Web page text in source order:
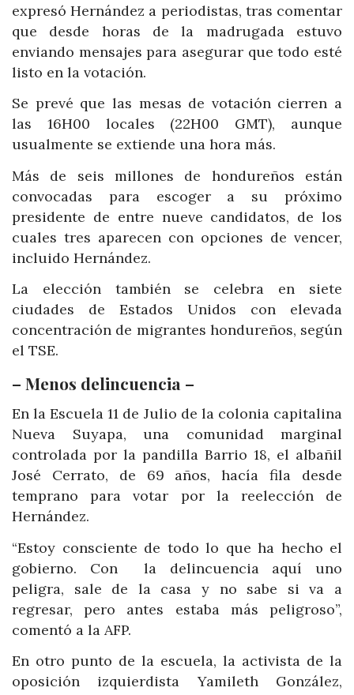
expresó Hernández a periodistas, tras comentar
que desde horas de la madrugada estuvo
enviando mensajes para asegurar que todo esté
listo en la votación.
Se prevé que las mesas de votación cierren a
las 16H00 locales (22H00 GMT), aunque
usualmente se extiende una hora más.
Más de seis millones de hondureños están
convocadas para escoger a su próximo
presidente de entre nueve candidatos, de los
cuales tres aparecen con opciones de vencer,
incluido Hernández.
La elección también se celebra en siete
ciudades de Estados Unidos con elevada
concentración de migrantes hondureños, según
el TSE.
– Menos delincuencia –
En la Escuela 11 de Julio de la colonia capitalina
Nueva Suyapa, una comunidad marginal
controlada por la pandilla Barrio 18, el albañil
José Cerrato, de 69 años, hacía fila desde
temprano para votar por la reelección de
Hernández.
“Estoy consciente de todo lo que ha hecho el
gobierno. Con la delincuencia aquí uno
peligra, sale de la casa y no sabe si va a
regresar, pero antes estaba más peligroso”,
comentó a la AFP.
En otro punto de la escuela, la activista de la
oposición izquierdista Yamileth González,